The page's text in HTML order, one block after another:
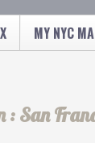
MY NYC
: San